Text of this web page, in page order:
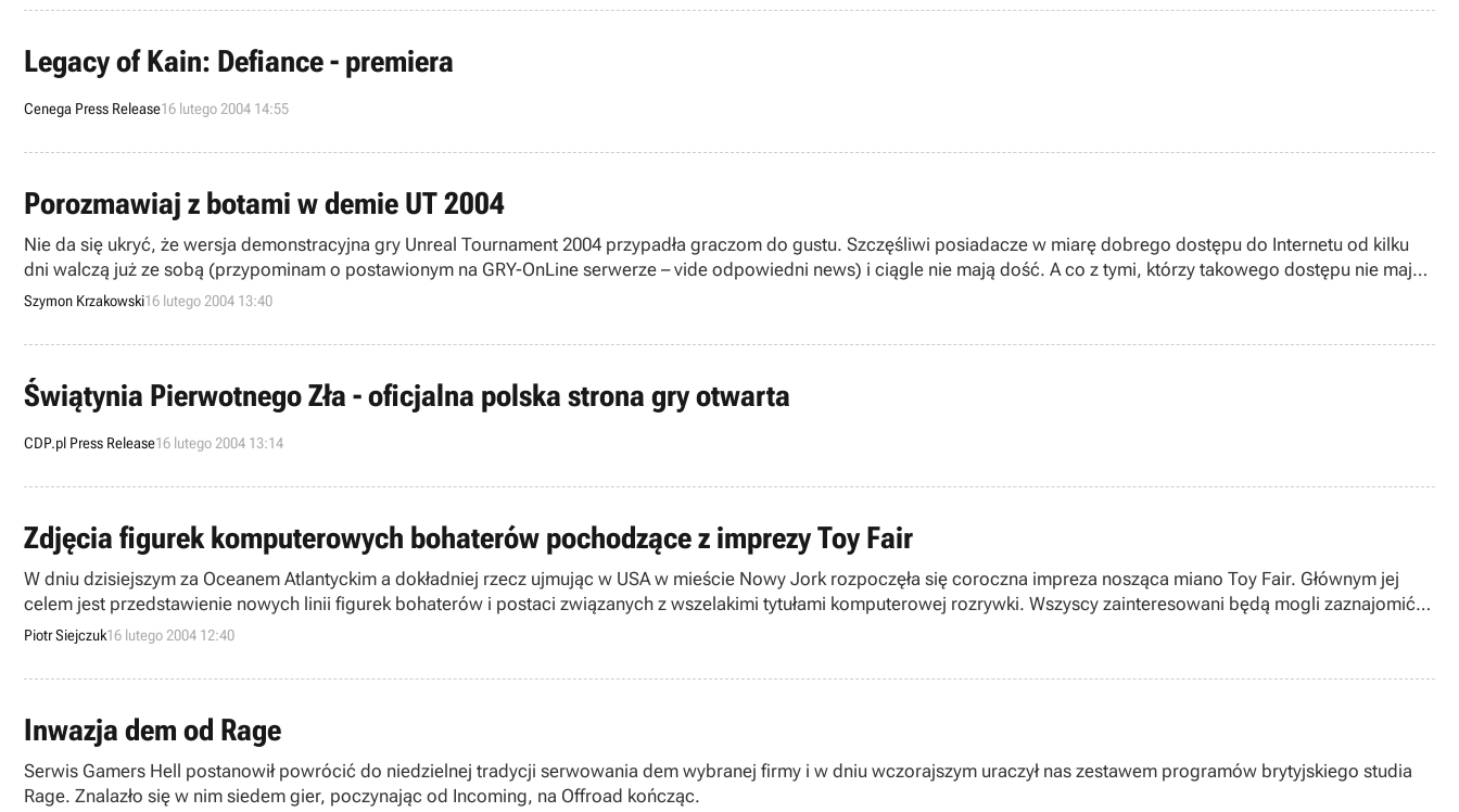
Legacy of Kain: Defiance - premiera
Cenega Press Release16 lutego 2004 14:55
Porozmawiaj z botami w demie UT 2004
Nie da się ukryć, że wersja demonstracyjna gry Unreal Tournament 2004 przypadła graczom do gustu. Szczęśliwi posiadacze w miarę dobrego dostępu do Internetu od kilku
dni walczą już ze sobą (przypominam o postawionym na GRY-OnLine serwerze – vide odpowiedni news) i ciągle nie mają dość. A co z tymi, którzy takowego dostępu nie mają?
Dla nich ciekawa okaże się możliwość komunikacji głosowej z botami.
Szymon Krzakowski16 lutego 2004 13:40
Świątynia Pierwotnego Zła - oficjalna polska strona gry otwarta
CDP.pl Press Release16 lutego 2004 13:14
Zdjęcia figurek komputerowych bohaterów pochodzące z imprezy Toy Fair
W dniu dzisiejszym za Oceanem Atlantyckim a dokładniej rzecz ujmując w USA w mieście Nowy Jork rozpoczęła się coroczna impreza nosząca miano Toy Fair. Głównym jej
celem jest przedstawienie nowych linii figurek bohaterów i postaci związanych z wszelakimi tytułami komputerowej rozrywki. Wszyscy zainteresowani będą mogli zaznajomić
się z produktami firm zajmujących się tworzeniem rzeczonych figurek jeszcze przez cały tydzień.
Piotr Siejczuk16 lutego 2004 12:40
Inwazja dem od Rage
Serwis Gamers Hell postanowił powrócić do niedzielnej tradycji serwowania dem wybranej firmy i w dniu wczorajszym uraczył nas zestawem programów brytyjskiego studia
Rage. Znalazło się w nim siedem gier, poczynając od Incoming, na Offroad kończąc.